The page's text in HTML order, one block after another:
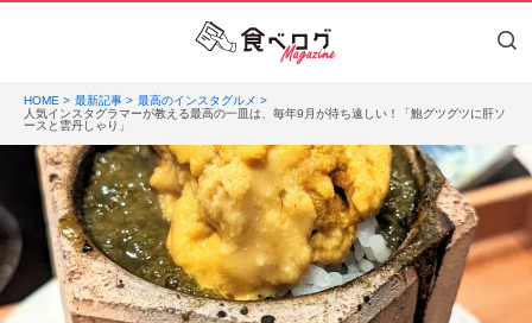
HOME 最新記事
最高のインスタグルメ
人気インスタグラマーが教える最高の一皿は、毎年9月が待ち遠しい！「鮑グツグツに肝ソ
ースと雲丹しゃり」